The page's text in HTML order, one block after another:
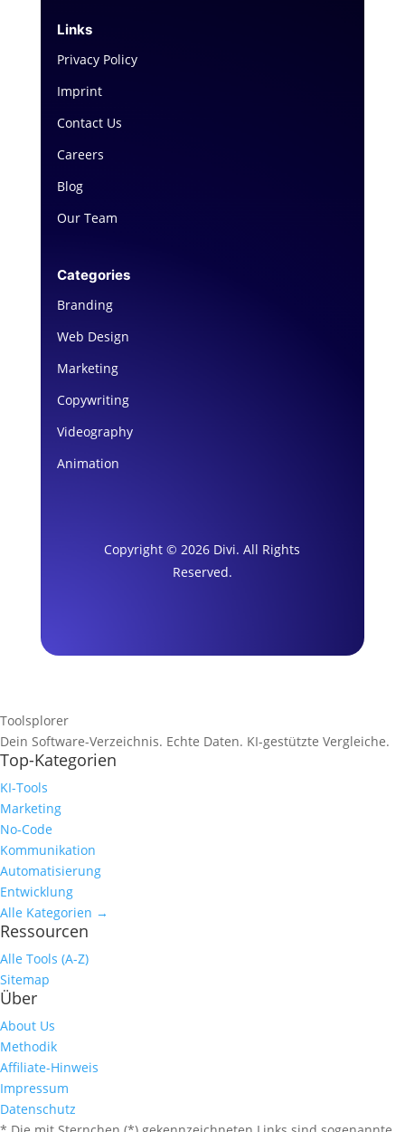
Links
Privacy Policy
Imprint
Contact Us
Careers
Blog
Our Team
Categories
Branding
Web Design
Marketing
Copywriting
Videography
Animation
Copyright © 2026 Divi. All Rights
Reserved.
Toolsplorer
Dein Software-Verzeichnis. Echte Daten. KI-gestützte Vergleiche.
Top-Kategorien
KI-Tools
Marketing
No-Code
Kommunikation
Automatisierung
Entwicklung
Alle Kategorien →
Ressourcen
Alle Tools (A-Z)
Sitemap
Über
About Us
Methodik
Affiliate-Hinweis
Impressum
Datenschutz